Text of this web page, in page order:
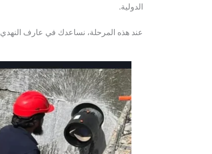
الدولية.
عند هذه المرحلة، نساعدك في عارف